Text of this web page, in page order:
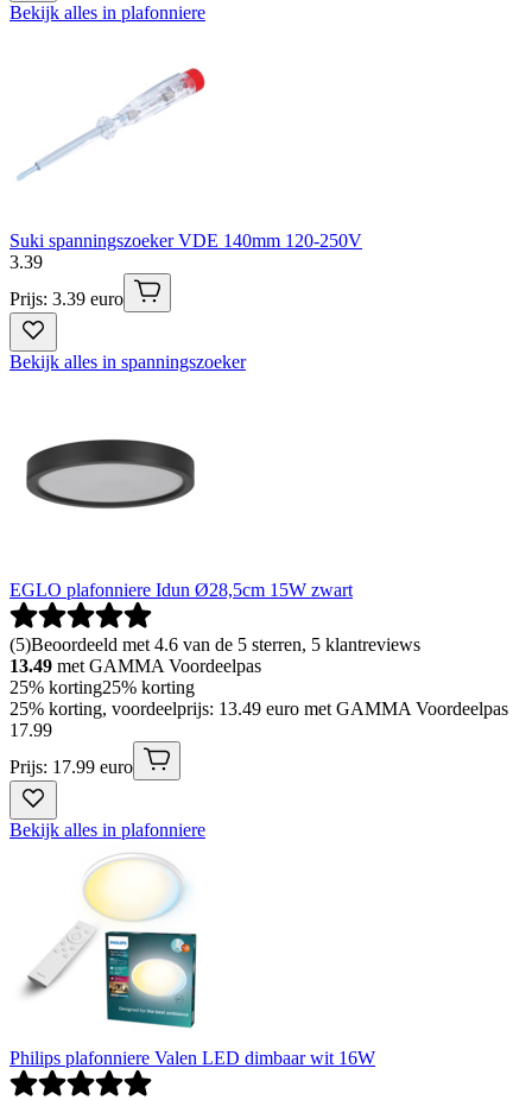
Bekijk alles in plafonniere
Suki spanningszoeker VDE 140mm 120-250V
3.39
Prijs: 3.39 euro
Bekijk alles in spanningszoeker
EGLO plafonniere Idun Ø28,5cm 15W zwart
(5)Beoordeeld met 4.6 van de 5 sterren, 5 klantreviews
13.49 met GAMMA Voordeelpas
25% korting25% korting
25% korting, voordeelprijs: 13.49 euro met GAMMA Voordeelpas
17.99
Prijs: 17.99 euro
Bekijk alles in plafonniere
Philips plafonniere Valen LED dimbaar wit 16W